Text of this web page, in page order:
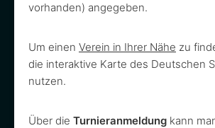
vorhanden) angegeben.
Um einen Verein in Ihrer Nähe zu
die interaktive Karte des Deutschen
nutzen.
Über die Turnieranmeldung kann